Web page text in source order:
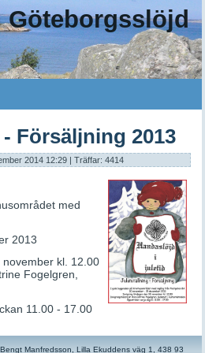
Göteborgsslöjd
Försäljning 2013
2014 12:29 | Träffar: 4414
med
2013
kl. 12.00
Fogelgren,
11.00 - 17.00
Bengt Manfredsson, Lilla Ekuddens väg 1, 438 93